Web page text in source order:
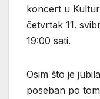
koncert u
četvrtak 11.
19:00 sati.
Osim što je
poseban po